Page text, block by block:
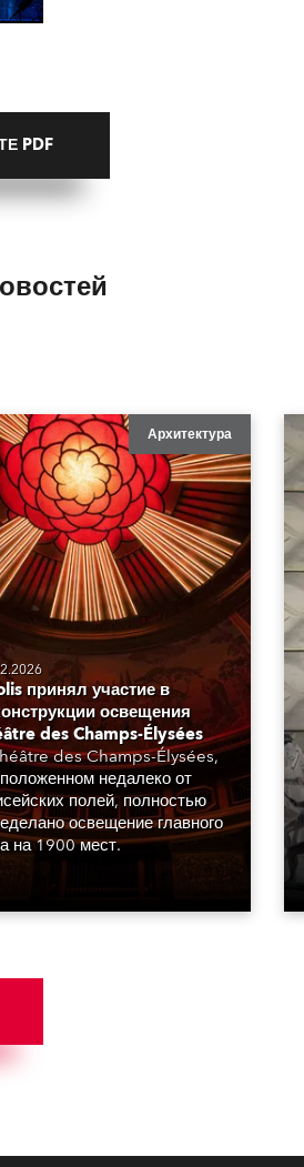
PDF
Архитектура
принял участие в
освещения
des Champs-Élysées
des Champs-Élysées,
недалеко от
полей, полностью
освещение главного
на 1900 мест.